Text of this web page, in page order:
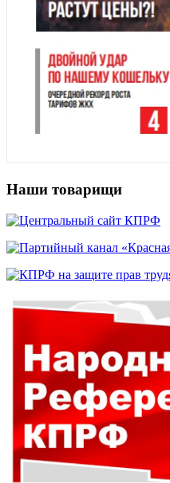
Наши товарищи